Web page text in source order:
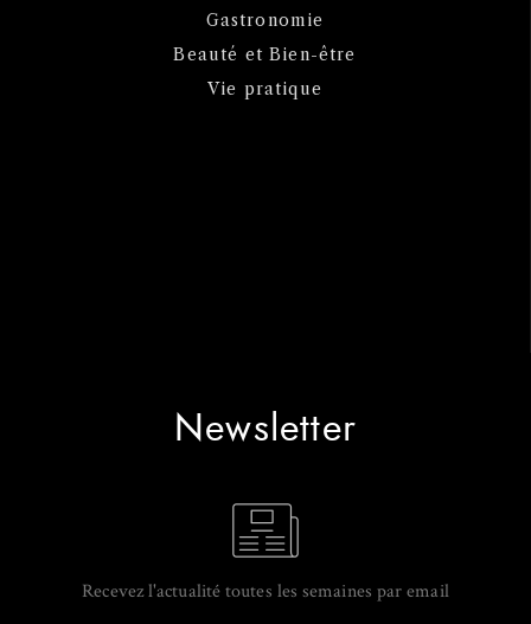
Gastronomie
Beauté et Bien-être
Vie pratique
Newsletter
Recevez l'actualité toutes les semaines par email